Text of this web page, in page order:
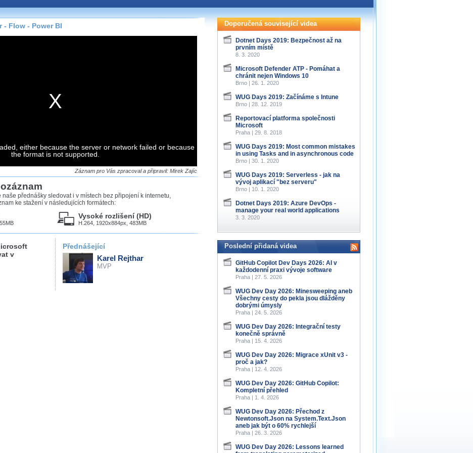
můžete pohodlně sledovat
našehoHTML 5nebo
stahování vybraných
pro stahování,
- Flow - Power BI
either because the server or network failed or because
the format is not supported.
Záznam pro Vás zpracoval a připravil: Mirek Zajíc
naše přednášky sledovat i v místech bez připojení k internetu,
ke stažení v následujících formátech:
Vysoké rozlišení (HD)
H.264, 1920x884px, 483MB
v
Přednášející
Karel Rejthar
MVP
Doporučená související videa
Dotnet Days 2019: Bezpečnost až na
prvním místě
8. 3. 2020
Microsoft Defender ATP - Pomáhat a
chránit nejen Windows 10
Brno | 26. 1. 2020
WUG Days 2019: Začínáme s Intune
Brno | 28. 12. 2019
Reportovací platforma společnosti
Microsoft
Praha | 29. 8. 2018
WUG Days 2019: Most common mistakes
in using Tasks and in asynchronous code
Brno | 30. 1. 2020
WUG Days 2019: Serverless - jak na
vývoj aplikací "bez serveru"
Brno | 10. 1. 2020
Dotnet Days 2019: Azure DevOps -
manage your real world applications
3. 3. 2020
Poslední přidaná videa
GitHub Copilot Dev Days 2026: AI v
každodenní praxi vývoje software
Praha | 27. 5. 2026
WUG Dev Day 2026: Minesweeping aneb
Všechny cesty do pekla jsou dlážděny
dobrými úmysly
Praha | 24. 5. 2026
WUG Dev Day 2026: Integrační testy
konečně správně
Praha | 15. 4. 2026
WUG Dev Day 2026: Migrace xUnit v3 -
proč a jak?
Praha | 12. 4. 2026
WUG Dev Day 2026: GitHub Copilot:
Kompletní přehled
Praha | 1. 4. 2026
WUG Dev Day 2026: Přechod z
Newtonsoft.Json na System.Text.Json
aneb jak být o 60% rychlejší
Praha | 26. 3. 2026
WUG Dev Day 2026: Lessons learned